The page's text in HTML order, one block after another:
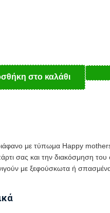
στο καλάθι
με τύπωμα Happy
σας και την διακόσμηση
με ξεφούσκωτα ή